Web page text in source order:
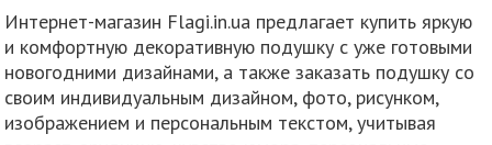
Интернет-магазин Flagi.in.ua предлагает купить яркую
и комфортную декоративную подушку с уже готовыми
новогодними дизайнами, а также заказать подушку со
своим индивидуальным дизайном, фото, рисунком,
изображением и персональным текстом, учитывая